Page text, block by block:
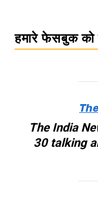
हमारे फेसबुक
The India
30 talking